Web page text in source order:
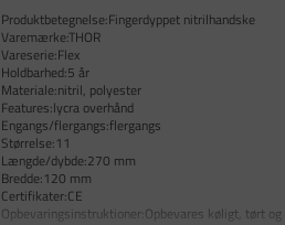
Produktbetegnelse:Fingerdyppet nitrilhandske
Varemærke:THOR
Vareserie:Flex
Holdbarhed:5 år
Materiale:nitril, polyester
Features:lycra overhånd
Engangs/flergangs:flergangs
Størrelse:11
Længde/dybde:270 mm
Bredde:120 mm
Certifikater:CE
Opbevaringsinstruktioner:Opbevares køligt, tørt